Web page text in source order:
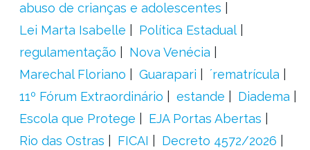
abuso de crianças e adolescentes
Lei Marta Isabelle
Política Estadual
regulamentação
Nova Venécia
Marechal Floriano
Guarapari
´rematrícula
11º Fórum Extraordinário
estande
Diadema
Escola que Protege
EJA Portas Abertas
Rio das Ostras
FICAI
Decreto 4572/2026